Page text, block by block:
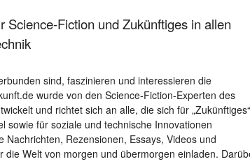
Science-Fiction und Zukünftiges in allen
sind, faszinieren und interessieren die
wurde von den Science-Fiction-Experten des
und richtet sich an alle, die sich für „Zukünftiges“
sowie für soziale und technische Innovationen
Rezensionen, Essays, Videos und
die Welt von morgen und übermorgen einladen.